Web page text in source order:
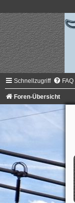
Schnellzugriff FAQ
Foren-Übersicht